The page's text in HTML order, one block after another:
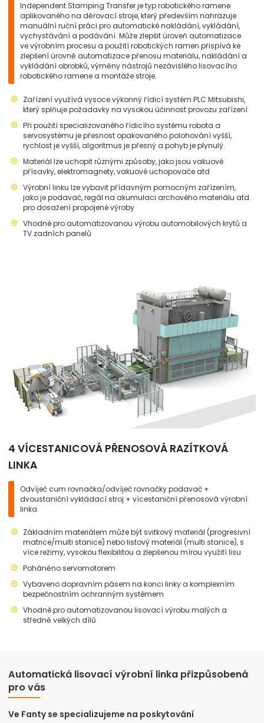
Independent Stamping Transfer je typ robotického ramene
aplikovaného na děrovací stroje, který především nahrazuje
manuální ruční práci pro automatické nakládání, vykládání,
vychystávání a podávání. Může zlepšit úroveň automatizace
ve výrobním procesu a použití robotických ramen přispívá ke
zlepšení úrovně automatizace přenosu materiálu, nakládání a
vykládání obrobků, výměny nástrojů nezávislého lisovacího
robotického ramene a montáže stroje.
Zařízení využívá vysoce výkonný řídicí systém PLC Mitsubishi,
který splňuje požadavky na vysokou účinnost provozu zařízení
Při použití specializovaného řídicího systému robota a
servosystému je přesnost opakovaného polohování vyšší,
rychlost je vyšší, algoritmus je přesný a pohyb je plynulý.
Materiál lze uchopit různými způsoby, jako jsou vakuové
přísavky, elektromagnety, vakuové uchopovače atd
Výrobní linku lze vybavit přídavným pomocným zařízením,
jako je podavač, regál na akumulaci archového materiálu atd.
pro dosažení propojené výroby
Vhodné pro automatizovanou výrobu automobilových krytů a
TV zadních panelů
4 VÍCESTANICOVÁ PŘENOSOVÁ RAZÍTKOVÁ
LINKA
Odvíječ cum rovnačka/odvíječ rovnačky podavač +
dvoustaniční vykládací stroj + vícestaniční přenosová výrobní
linka
Základním materiálem může být svitkový materiál (progresivní
matrice/multi stanice) nebo listový materiál (multi stanice), s
více režimy, vysokou flexibilitou a zlepšenou mírou využití lisu
Poháněno servomotorem
Vybaveno dopravním pásem na konci linky a komplexním
bezpečnostním ochranným systémem
Vhodné pro automatizovanou lisovací výrobu malých a
středně velkých dílů
Automatická lisovací výrobní linka přizpůsobená
pro vás
Ve Fanty se specializujeme na poskytování